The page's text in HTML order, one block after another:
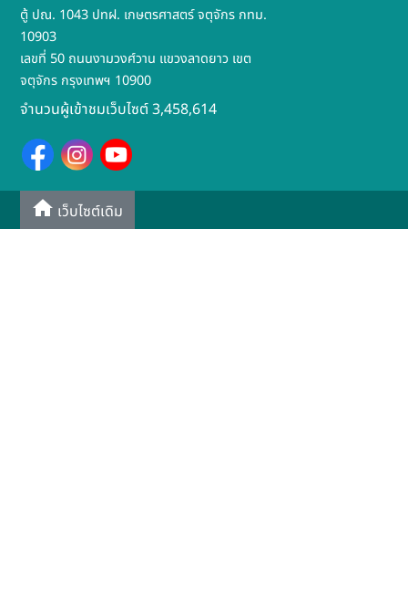
ตู้ ปณ. 1043 ปทฝ. เกษตรศาสตร์ จตุจักร กทม.
10903
เลขที่ 50 ถนนงามวงศ์วาน แขวงลาดยาว เขต
จตุจักร กรุงเทพฯ 10900
จำนวนผู้เข้าชมเว็บไซต์ 3,458,614
เว็บไซต์เดิม